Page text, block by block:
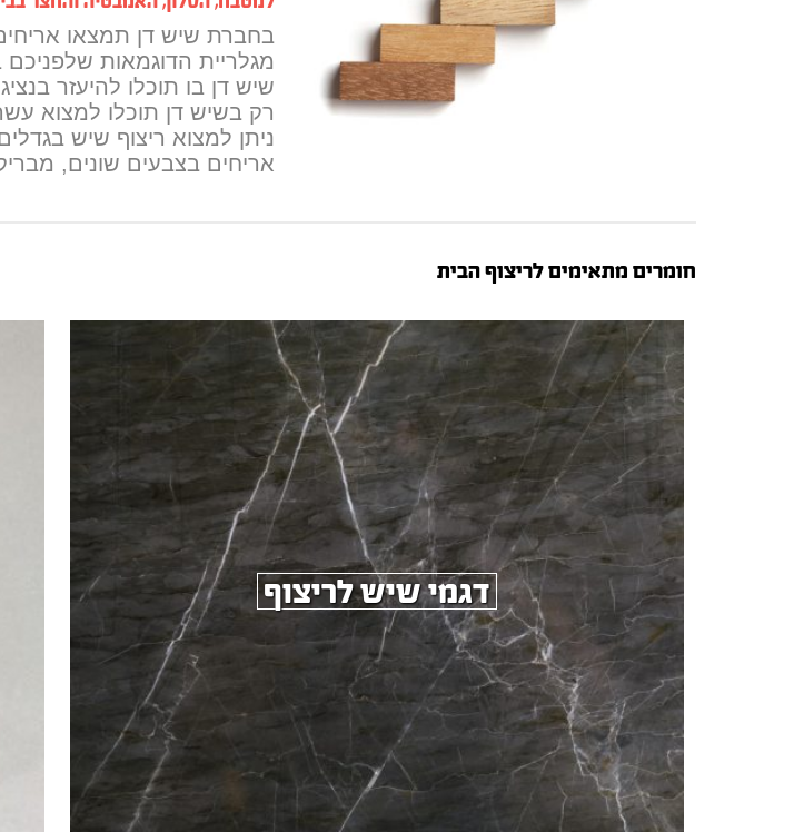
בחברת שיש דן תמצאו
מגלריית הדוגמאות
שיש דן בו תוכלו להיעזר
רק בשיש דן תוכלו למצוא
אריחים בצבעים שונים,
חומרים מתאימים לריצוף הבית
דגמי שיש לריצוף